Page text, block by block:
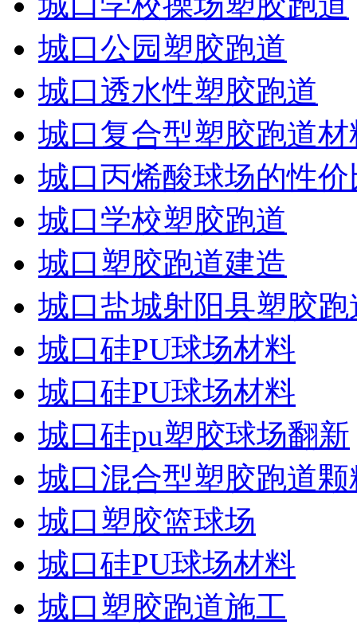
城口公园塑胶跑道
城口透水性塑胶跑道
城口复合型塑胶跑道材
城口丙烯酸球场的性价
城口学校塑胶跑道
城口塑胶跑道建造
城口盐城射阳县塑胶跑
城口硅PU球场材料
城口硅PU球场材料
城口硅pu塑胶球场翻新
城口混合型塑胶跑道颗
城口塑胶篮球场
城口硅PU球场材料
城口塑胶跑道施工